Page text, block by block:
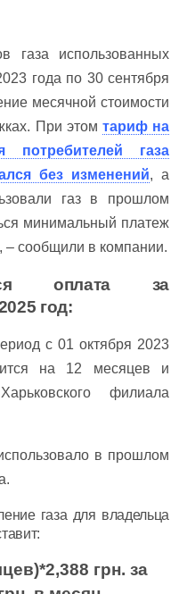
газа использованных
года по 30 сентября
месячной стоимости
При этом тариф на
потребителей газа
без изменений, а
газ в прошлом
минимальный платеж
– сообщили в компании.
оплата за
год:
с 01 октября 2023
на 12 месяцев и
филиала
в прошлом
газа для владельца
грн. за